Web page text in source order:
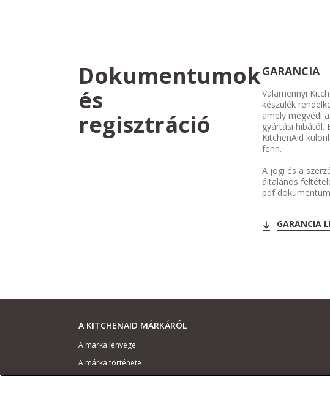
Dokumentumok
és
regisztráció
GARANCIA
Valamennyi
készülék
amely megvédi
gyártási hibától.
KitchenAid
fenn.
A jogi és a
általános
pdf
GARANCIA
A KITCHENAID MÁRKÁRÓL
A márka lényege
A márka története